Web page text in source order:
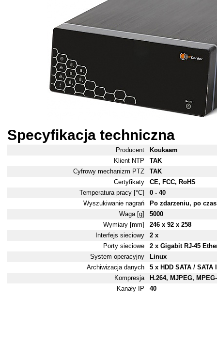
Specyfikacja techniczna
Producent
Koukaam
Klient NTP
TAK
Cyfrowy mechanizm PTZ
TAK
Certyfikaty
CE, FCC, RoHS
Temperatura pracy [°C]
0 - 40
Wyszukiwanie nagrań
Po zdarzeniu, po
Waga [g]
5000
Wymiary [mm]
246 x 92 x 258
Interfejs sieciowy
2 x
Porty sieciowe
2 x Gigabit RJ-45
System operacyjny
Linux
Archiwizacja danych
5 x HDD SATA / SATA
Kompresja
H.264, MJPEG,
Kanały IP
40